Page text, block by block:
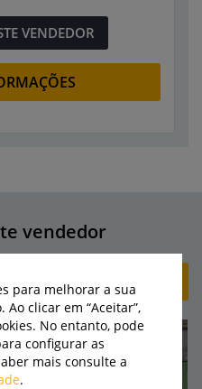
VENDEDOR
vendedor
+ CRIAR ANÚNCIO
para melhorar a sua
clicar em “Aceitar”,
No entanto, pode
configurar as
mais consulte a
.